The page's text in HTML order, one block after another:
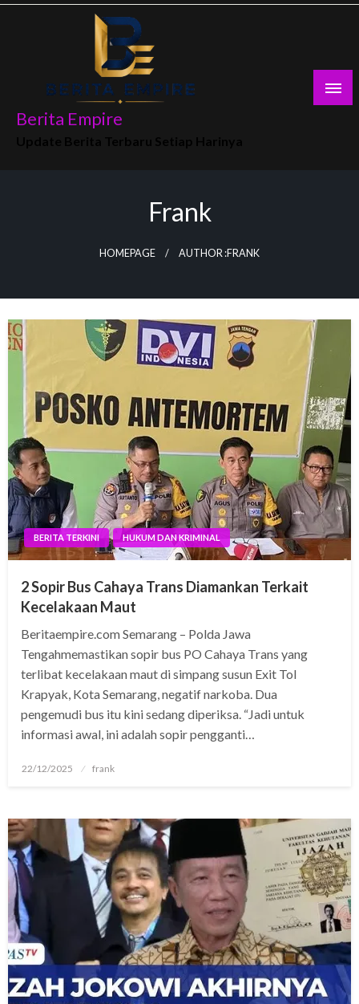
Skip
Berita Empire
Frank
HOMEPAGE AUTHOR :FRANK
BERITA TERKINI HUKUM DAN KRIMINAL
2 Sopir Bus Cahaya Trans Diamankan Terkait
Kecelakaan Maut
Beritaempire.com Semarang – Polda Jawa
Tengahmemastikan sopir bus PO Cahaya Trans yang
terlibat kecelakaan maut di simpang susun Exit Tol
Krapyak, Kota Semarang, negatif narkoba. Dua
pengemudi bus itu kini sedang diperiksa. “Jadi untuk
informasi awal, ini adalah sopir pengganti…
Posted
22/12/2025 frank